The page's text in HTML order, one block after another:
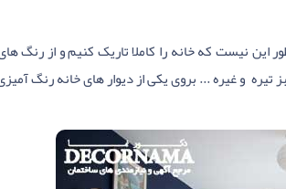
نیست که خانه را کاملا تاریک کنیم و از رنگ
و غیره ... بروی یکی از دیوار های خانه رنگ